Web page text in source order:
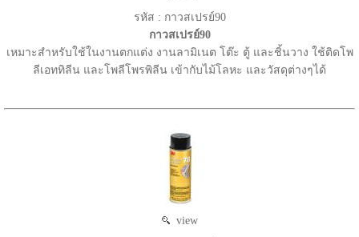
รหัส : กาวสเปรย์90
กาวสเปรย์90
เหมาะสำหรับใช้ในงานตกแต่ง งานลามิเนต โต๊ะ ตู้ และชิ้นวาง ใช้ติดโพ
ลีเอททิลีน และโพลีโพรพิลีน เข้ากับไม้โลหะ และวัสดุต่างๆได้
view